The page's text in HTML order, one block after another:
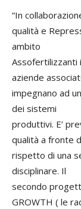
“In
qualità e
ambito
Assofertilizzanti
aziende
impegnano ad
dei sistemi
produttivi. E’
qualità a fronte
rispetto di una
disciplinare. Il
secondo
GROWTH ( le